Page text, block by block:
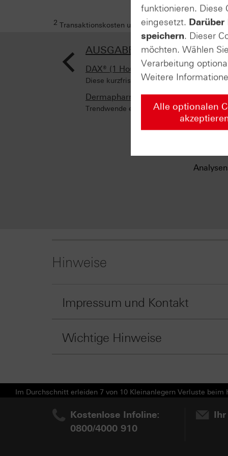
2 Transaktionskosten und Ihr Depotpreis (soweit
< AUSGABE VOM 29.05.2024
DAX® (1 Hour)
Diese kurzfristige Unterstützung sollten
Dermapharm (Monthly)
Trendwende eingeläutet?
Hinweise
Impressum und Kontakt
Wichtige Hinweise
Im Durchschnitt erleiden 7 von 10 Kleinanlegern Verluste
Kostenlose Infoline:
0800/4000 910
funktionieren. Diese
eingesetzt.
speichern. Dieser
möchten. Wählen
Verarbeitung
Weitere
Alle optionalen